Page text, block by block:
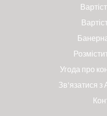
Угода про
Зв'язатися з